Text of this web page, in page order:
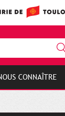
CONNAÎTRE